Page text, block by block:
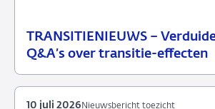
TRANSITIENIEUWS –
Q&A’s over transitie-effecten
13
Nieuwsbericht
Nieuwsbericht toezicht
10 juli 2026